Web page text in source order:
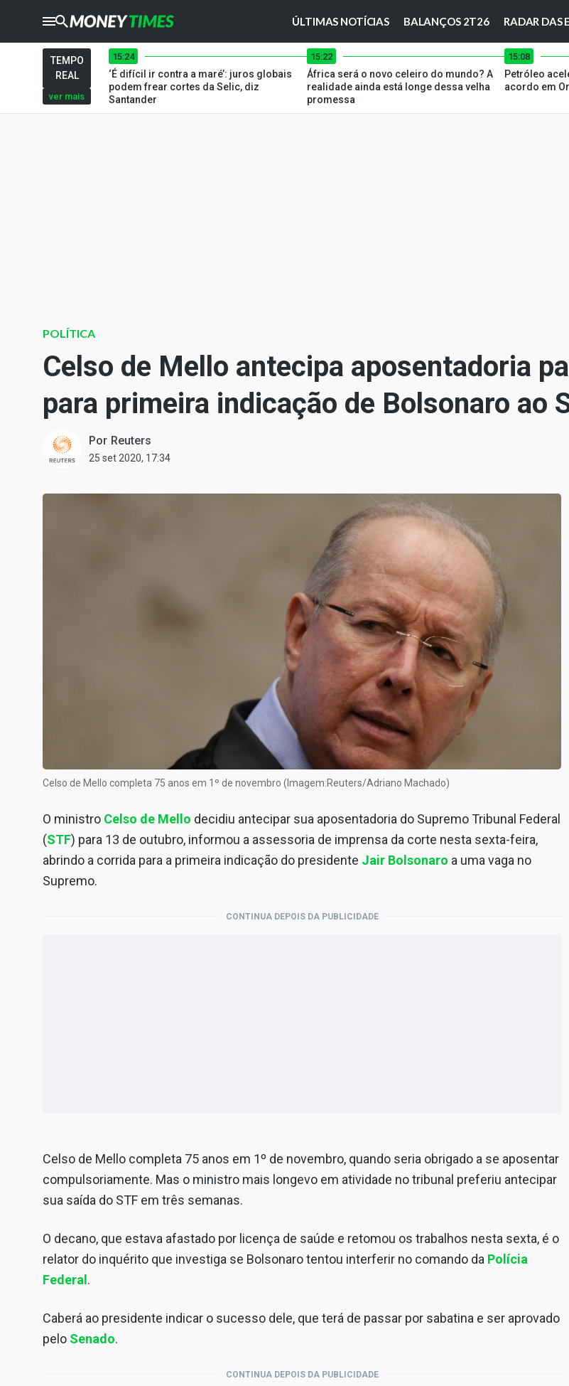
ÚLTIMAS NOTÍCIAS BALANÇOS 2T26 RADAR DAS
CRYPTOTIMES
TIMES
Ibovespa
Carteiras Recomendadas
Central de Dividendos
Central de Fundos
Central dos IPOs
Renda Fixa
Finanças Pessoais
Expediente
TEMPO
REAL
ver mais
15:24
‘É difícil ir contra a maré’: juros globais
podem frear cortes da Selic, diz
Santander
15:22
África será o novo celeiro do mundo? A
realidade ainda está longe dessa velha
promessa
15:08
Petróleo
acordo em
POLÍTICA
Celso de Mello antecipa aposentadoria
para primeira indicação de Bolsonaro ao
Por Reuters
25 set 2020, 17:34
Celso de Mello completa 75 anos em 1º de novembro (Imagem:Reuters/Adriano Machado)
O ministro Celso de Mello decidiu antecipar sua aposentadoria do Supremo Tribunal Federal
(STF) para 13 de outubro, informou a assessoria de imprensa da corte nesta sexta-feira,
abrindo a corrida para a primeira indicação do presidente Jair Bolsonaro a uma vaga no
Supremo.
CONTINUA DEPOIS DA PUBLICIDADE
Celso de Mello completa 75 anos em 1º de novembro, quando seria obrigado a se aposentar
compulsoriamente. Mas o ministro mais longevo em atividade no tribunal preferiu antecipar
sua saída do STF em três semanas.
O decano, que estava afastado por licença de saúde e retomou os trabalhos nesta sexta, é o
relator do inquérito que investiga se Bolsonaro tentou interferir no comando da Polícia
Federal.
Caberá ao presidente indicar o sucesso dele, que terá de passar por sabatina e ser aprovado
pelo Senado.
CONTINUA DEPOIS DA PUBLICIDADE